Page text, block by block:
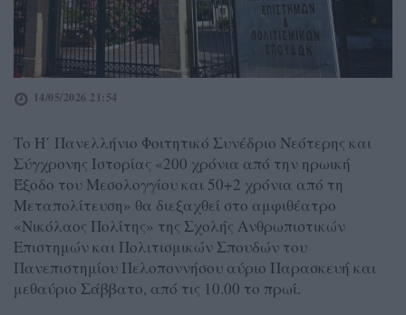
14/05/2026 21:54
Το Η΄ Πανελλήνιο Φοιτητικό Συνέδριο Νεότερης και
Σύγχρονης Ιστορίας «200 χρόνια από την ηρωική
Έξοδο του Μεσολογγίου και 50+2 χρόνια από τη
Μεταπολίτευση» θα διεξαχθεί στο αμφιθέατρο
«Νικόλαος Πολίτης» της Σχολής Ανθρωπιστικών
Επιστημών και Πολιτισμικών Σπουδών του
Πανεπιστημίου Πελοποννήσου αύριο Παρασκευή και
μεθαύριο Σάββατο, από τις 10.00 το πρωί.